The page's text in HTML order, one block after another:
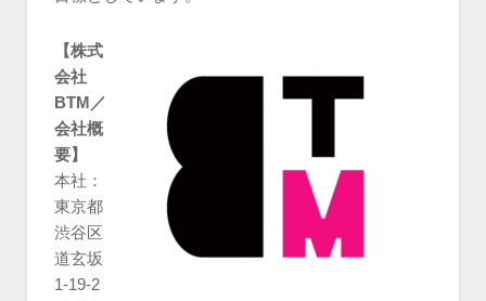
【株式
会社
BTM／
会社概
要】
本社：
東京都
渋谷区
道玄坂
1-19-2